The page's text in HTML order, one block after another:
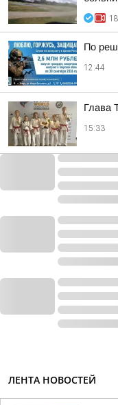
По
12:44
Глава
15:33
ЛЕНТА НОВОСТЕЙ